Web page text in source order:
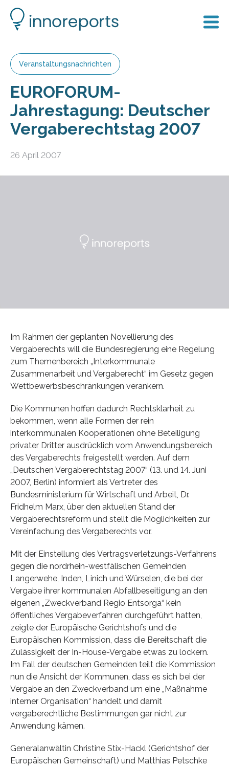
Veranstaltungsnachrichten
EUROFORUM-
Jahrestagung: Deutscher
Vergaberechtstag 2007
26 April 2007
Im Rahmen der geplanten Novellierung des
Vergaberechts will die Bundesregierung eine Regelung
zum Themenbereich „Interkommunale
Zusammenarbeit und Vergaberecht“ im Gesetz gegen
Wettbewerbsbeschränkungen verankern.
Die Kommunen hoffen dadurch Rechtsklarheit zu
bekommen, wenn alle Formen der rein
interkommunalen Kooperationen ohne Beteiligung
privater Dritter ausdrücklich vom Anwendungsbereich
des Vergaberechts freigestellt werden. Auf dem
„Deutschen Vergaberechtstag 2007“ (13. und 14. Juni
2007, Berlin) informiert als Vertreter des
Bundesministerium für Wirtschaft und Arbeit, Dr.
Fridhelm Marx, über den aktuellen Stand der
Vergaberechtsreform und stellt die Möglichkeiten zur
Vereinfachung des Vergaberechts vor.
Mit der Einstellung des Vertragsverletzungs-Verfahrens
gegen die nordrhein-westfälischen Gemeinden
Langerwehe, Inden, Linich und Würselen, die bei der
Vergabe ihrer kommunalen Abfallbeseitigung an den
eigenen „Zweckverband Regio Entsorga“ kein
öffentliches Vergabeverfahren durchgeführt hatten,
zeigte der Europäische Gerichtshofs und die
Europäischen Kommission, dass die Bereitschaft die
Zulässigkeit der In-House-Vergabe etwas zu lockern.
Im Fall der deutschen Gemeinden teilt die Kommission
nun die Ansicht der Kommunen, dass es sich bei der
Vergabe an den Zweckverband um eine „Maßnahme
interner Organisation“ handelt und damit
vergaberechtliche Bestimmungen gar nicht zur
Anwendung kämen.
Generalanwältin Christine Stix-Hackl (Gerichtshof der
Europäischen Gemeinschaft) und Matthias Petschke